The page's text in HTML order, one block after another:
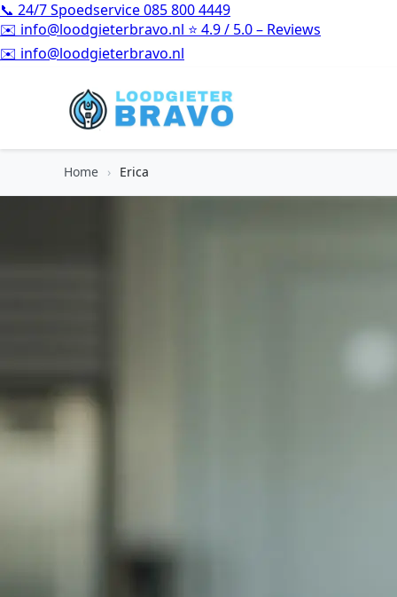
📞 24/7 Spoedservice085 800 4449
✉️ info@loodgieterbravo.nl ⭐ 4.9 / 5.0 – Reviews
⭐4.9 / 5.0 – Reviews
Home › Erica